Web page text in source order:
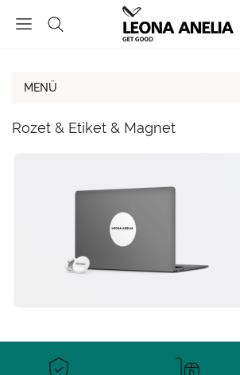
MENÜ
Rozet & Etiket & Magnet